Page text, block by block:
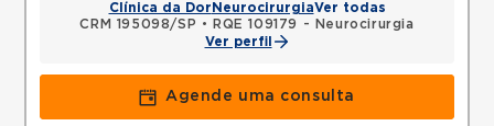
Clínica da Dor NeurocirurgiaVer todas
CRM 195098/SP •
RQE 109179 - Neurocirurgia
Ver perfil
Agende uma consulta